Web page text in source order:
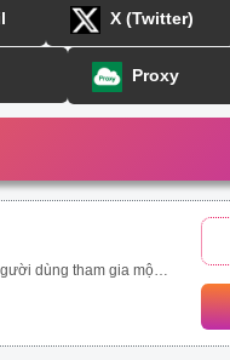
X (Twitter)
Proxy
giá phản ứng người dùng (like/tym, giận dữ…), công cụ thu thập và phân tích comment khách hàng đưa ra đánh giá toàn diện nhất.